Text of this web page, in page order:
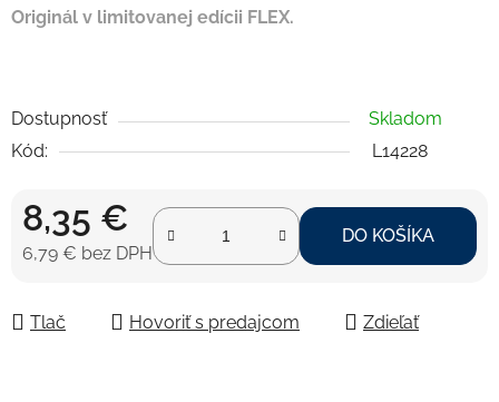
Originál v limitovanej edícii FLEX.
Dostupnosť
Skladom
Kód:
L14228
8,35 €
6,79 € bez DPH
DO KOŠÍKA
Tlač Hovoriť s predajcom Zdieľať